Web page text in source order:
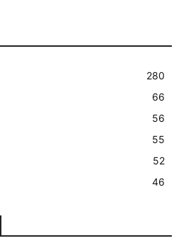
280
66
56
55
52
46